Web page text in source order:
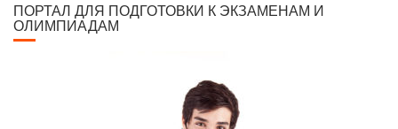
ПОРТАЛ ДЛЯ ПОДГОТОВКИ К ЭКЗАМЕНАМ И
ОЛИМПИАДАМ